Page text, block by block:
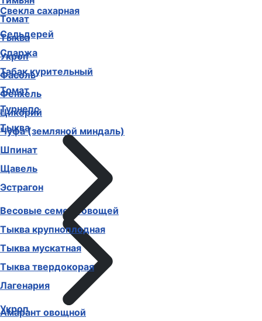
Томат
Тыква
Укроп
Фасоль
Фенхель
Цикорий
Чуфа (земляной миндаль)
Шпинат
Щавель
Эстрагон
Весовые семена овощей
Амарант овощной
Свекла сахарная
Сельдерей
Спаржа
Табак курительный
Томат
Турнепс
Тыква
Тыква крупноплодная
Тыква мускатная
Тыква твердокорая
Лагенария
Укроп